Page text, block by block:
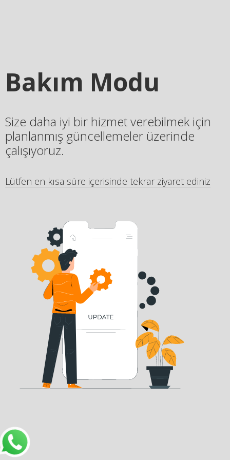
Bakım Modu
Size daha iyi bir hizmet verebilmek için
planlanmış güncellemeler üzerinde
çalışıyoruz.
Lütfen en kısa süre içerisinde tekrar ziyaret ediniz